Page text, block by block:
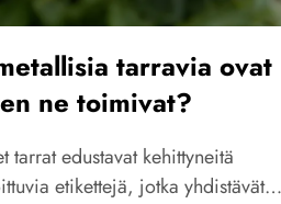
tarravia ovat
ne toimivat?
tarrat edustavat kehittyneitä
etikettejä, jotka yhdistävät